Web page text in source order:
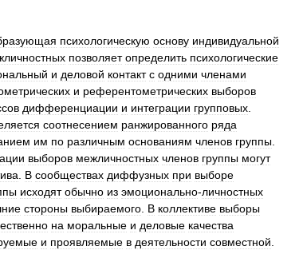
психологическую основу индивидуальной
позволяет определить психологические
и деловой контакт с одними членами
и референтометрических выборов
дифференциации и интеграции групповых
соотнесением ранжированного ряда
им по различным основаниям членов группы
выборов межличностных членов группы могут
В сообществах диффузных при выборе
исходят обычно из эмоционально-личностных
стороны выбираемого В коллективе выборы
на моральные и деловые качества
и проявляемые в деятельности совместной